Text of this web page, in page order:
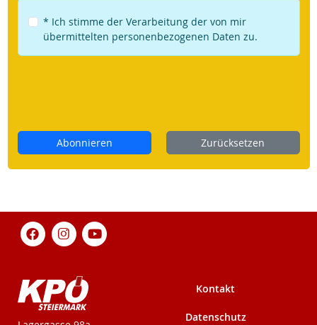
* Ich stimme der Verarbeitung der von mir
übermittelten personenbezogenen Daten zu.
Abonnieren Zurücksetzen
Kontakt
Datenschutz